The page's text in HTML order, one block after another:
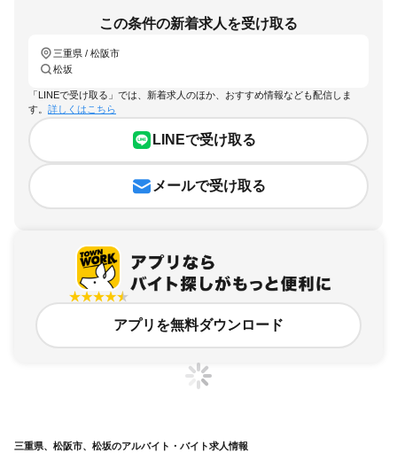
この条件の新着求人を受け取る
三重県 / 松阪市
松坂
「LINEで受け取る」では、新着求人のほか、おすすめ情報なども配信しま
す。 詳しくはこちら
LINEで受け取る
メールで受け取る
アプリを無料ダウンロード
三重県、松阪市、松坂のアルバイト・バイト求人情報